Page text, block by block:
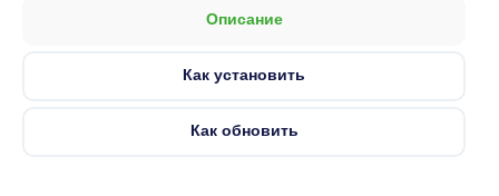
Описание
Как установить
Как обновить